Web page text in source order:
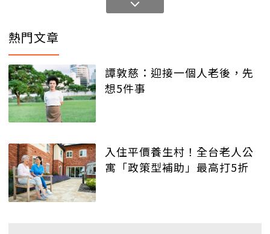
熱門文章
譚敦慈：迎接一個人老後，先
想5件事
入住平價養生村！全台老人公
寓「政策型補助」最高打5折